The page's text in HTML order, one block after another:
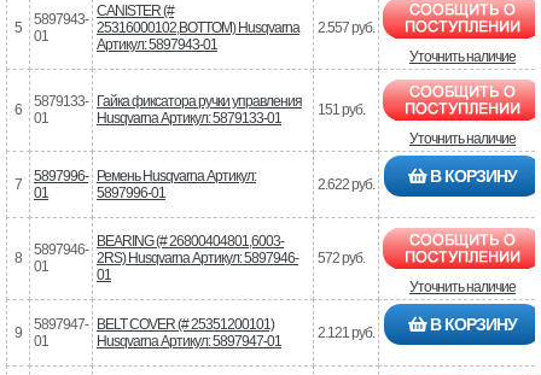
5
5897943-
01
CANISTER (#
25316000102,BOTTOM) Husqvarna
Артикул: 5897943-01
2.557 руб.
Уточнить наличие
6
5879133-
01
Гайка фиксатора ручки управления
Husqvarna Артикул: 5879133-01
151 руб.
Уточнить наличие
7
5897996-
01
Ремень Husqvarna Артикул:
5897996-01
2.622 руб. В КОРЗИНУ
8
5897946-
01
BEARING (# 26800404801,6003-
2RS) Husqvarna Артикул: 5897946-
01
572 руб.
Уточнить наличие
9
5897947-
01
BELT COVER (# 25351200101)
Husqvarna Артикул: 5897947-01
2.121 руб. В КОРЗИНУ